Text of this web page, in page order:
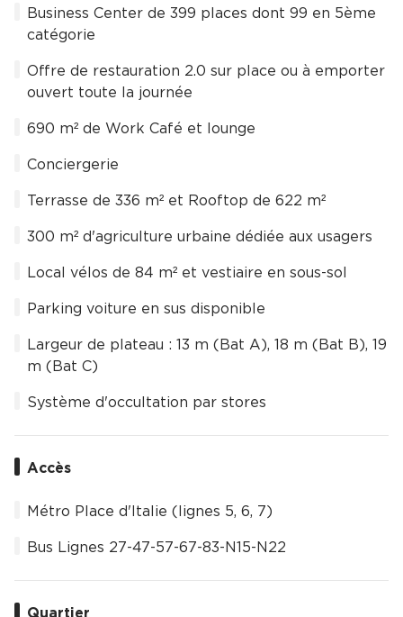
Business Center de 399 places dont 99 en 5ème
catégorie
Offre de restauration 2.0 sur place ou à emporter
ouvert toute la journée
690 m² de Work Café et lounge
Conciergerie
Terrasse de 336 m² et Rooftop de 622 m²
300 m² d'agriculture urbaine dédiée aux usagers
Local vélos de 84 m² et vestiaire en sous-sol
Parking voiture en sus disponible
Largeur de plateau : 13 m (Bat A), 18 m (Bat B), 19
m (Bat C)
Système d'occultation par stores
Accès
Métro Place d'Italie (lignes 5, 6, 7)
Bus Lignes 27-47-57-67-83-N15-N22
Quartier